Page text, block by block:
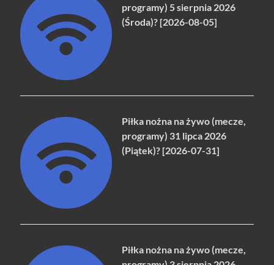
programy) 5 sierpnia 2026
(Środa)? [2026-08-05]
Piłka nożna na żywo (mecze,
programy) 31 lipca 2026
(Piątek)? [2026-07-31]
Piłka nożna na żywo (mecze,